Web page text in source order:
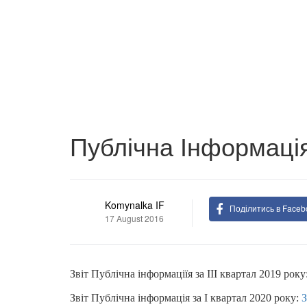
Публічна
Komynalka IF
17 August 2016
Поділитись в
Звіт Публічна інформаціїя за ІІІ квартал 2019
Звіт Публічна інформація за І квартал 2020 року: